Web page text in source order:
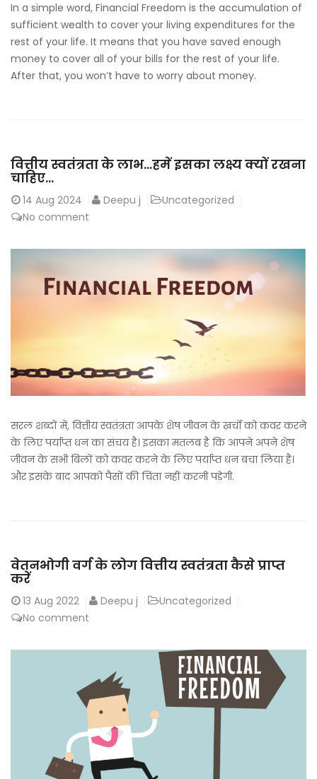
In a simple word, Financial Freedom is the accumulation of
sufficient wealth to cover your living expenditures for the
rest of your life. It means that you have saved enough
money to cover all of your bills for the rest of your life.
After that, you won’t have to worry about money.
वित्तीय स्वतंत्रता के लाभ…हमें इसका लक्ष्य क्यों रखना
चाहिए…
14 Aug 2024 Deepu j
Uncategorized
No comment
सरल शब्दों में, वित्तीय स्वतंत्रता आपके शेष जीवन के ख़र्चो को कवर करने
के लिए पर्याप्त धन का संचय है। इसका मतलब है कि आपने अपने शेष
जीवन के सभी बिलों को कवर करने के लिए पर्याप्त धन बचा लिया है।
और इसके बाद आपको पैसों की चिंता नहीं करनी पड़ेगी.
वेतनभोगी वर्ग के लोग वित्तीय स्वतंत्रता कैसे प्राप्त
करें
13 Aug 2022 Deepu j
Uncategorized
No comment